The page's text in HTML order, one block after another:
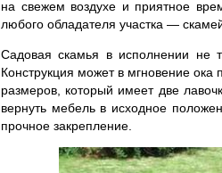
на свежем воздухе и приятное
любого обладателя участка —
Садовая скамья в исполнении не
Конструкция может в мгновение ока
размеров, который имеет две
вернуть мебель в исходное
прочное закрепление.